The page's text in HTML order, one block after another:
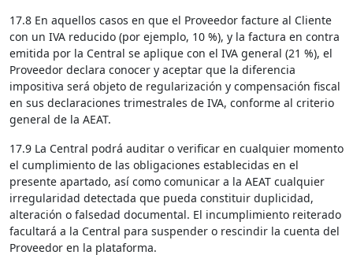
17.8 En aquellos casos en que el Proveedor facture al Cliente
con un IVA reducido (por ejemplo, 10 %), y la factura en contra
emitida por la Central se aplique con el IVA general (21 %), el
Proveedor declara conocer y aceptar que la diferencia
impositiva será objeto de regularización y compensación fiscal
en sus declaraciones trimestrales de IVA, conforme al criterio
general de la AEAT.
17.9 La Central podrá auditar o verificar en cualquier momento
el cumplimiento de las obligaciones establecidas en el
presente apartado, así como comunicar a la AEAT cualquier
irregularidad detectada que pueda constituir duplicidad,
alteración o falsedad documental. El incumplimiento reiterado
facultará a la Central para suspender o rescindir la cuenta del
Proveedor en la plataforma.